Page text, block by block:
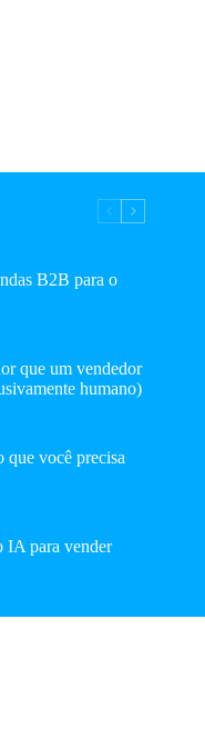
B2B para o
que um vendedor
humano)
que você precisa
IA para vender